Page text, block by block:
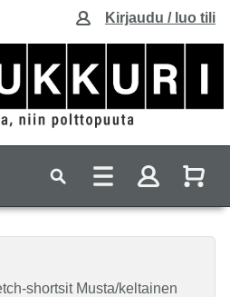
Kirjaudu / luo tili
shortsit Musta/keltainen